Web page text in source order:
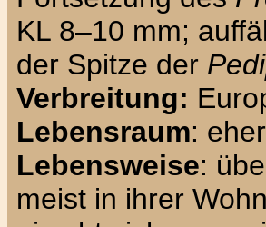
KL 8–10 mm;
der Spitze der
Verbreitung:
Lebensraum:
Lebensweise:
meist in ihrer